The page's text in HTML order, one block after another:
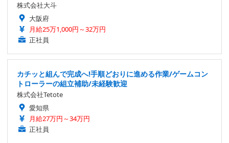
株式会社大斗
大阪府
月給25万1,000円～32万円
正社員
カチッと組んで完成へ!手順どおりに進める作業/ゲームコン
トローラーの組立補助/未経験歓迎
株式会社Tetote
愛知県
月給27万円～34万円
正社員